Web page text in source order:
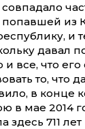
попавшей из
и
давал
и все, что
то, что
в конце
в мае 2014
здесь 711